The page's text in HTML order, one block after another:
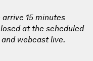
15 minutes
at the scheduled
webcast live.